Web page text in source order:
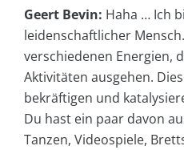
Geert Bevin: Haha … Ich
leidenschaftlicher
verschiedenen Energien,
Aktivitäten ausgehen.
bekräftigen und
Du hast ein paar davon
Tanzen, Videospiele,